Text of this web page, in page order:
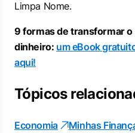
Limpa Nome.
9 formas de transformar o
dinheiro: um eBook
aqui!
Tópicos
Economia Minhas